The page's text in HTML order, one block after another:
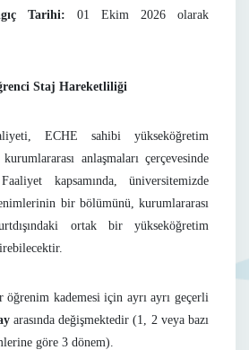
Tarihi: 01 Ekim 2026 olarak
Staj Hareketliliği
ECHE sahibi yükseköğretim
anlaşmaları çerçevesinde
kapsamında, üniversitemizde
bir bölümünü, kurumlararası
ortak bir yükseköğretim
öğrenim kademesi için ayrı ayrı geçerli
arasında değişmektedir (1, 2 veya bazı
göre 3 dönem).